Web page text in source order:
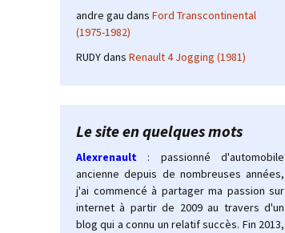
andre gau dans Ford Transcontinental
(1975-1982)
RUDYdans Renault 4 Jogging (1981)
Le site en quelques mots
Alexrenault
: passionné d'automobile
ancienne depuis de nombreuses années,
j'ai commencé à partager ma passion sur
internet à partir de 2009 au travers d'un
blog qui a connu un relatif succès. Fin 2013,